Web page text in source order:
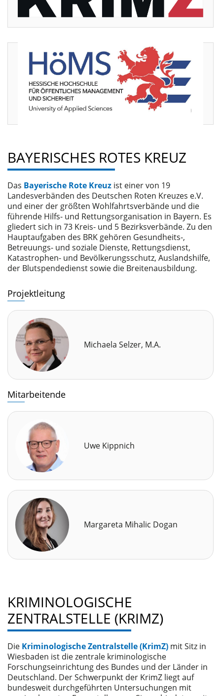
BAYERISCHES ROTES KREUZ
Das Bayerische Rote Kreuz ist einer von 19
Landesverbänden des Deutschen Roten Kreuzes e.V.
und einer der größten Wohlfahrtsverbände und die
führende Hilfs- und Rettungsorganisation in Bayern. Es
gliedert sich in 73 Kreis- und 5 Bezirksverbände. Zu den
Hauptaufgaben des BRK gehören Gesundheits-,
Betreuungs- und soziale Dienste, Rettungsdienst,
Katastrophen- und Bevölkerungsschutz, Auslandshilfe,
der Blutspendedienst sowie die Breitenausbildung.
Projektleitung
Michaela Selzer, M.A.
Mitarbeitende
Uwe Kippnich
Margareta Mihalic Dogan
KRIMINOLOGISCHE
ZENTRALSTELLE (KRIMZ)
Die Kriminologische Zentralstelle (KrimZ) mit Sitz in
Wiesbaden ist die zentrale kriminologische
Forschungseinrichtung des Bundes und der Länder in
Deutschland. Der Schwerpunkt der KrimZ liegt auf
bundesweit durchgeführten Untersuchungen mit